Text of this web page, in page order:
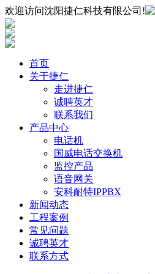
欢迎访问沈阳捷仁科技有限公司!
首页
关于捷仁
走进捷仁
诚聘英才
联系我们
产品中心
电话机
国威电话交换机
监控产品
语音网关
安科耐特IPPBX
新闻动态
工程案例
常见问题
诚聘英才
联系方式